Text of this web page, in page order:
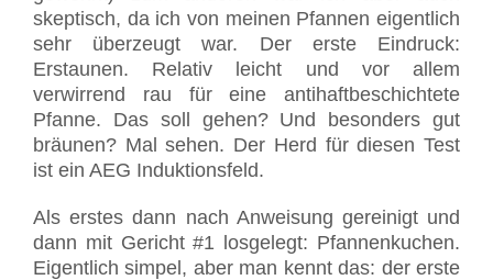
skeptisch, da ich von meinen Pfannen eigentlich
sehr überzeugt war. Der erste Eindruck:
Erstaunen. Relativ leicht und vor allem
verwirrend rau für eine antihaftbeschichtete
Pfanne. Das soll gehen? Und besonders gut
bräunen? Mal sehen. Der Herd für diesen Test
ist ein AEG Induktionsfeld.
Als erstes dann nach Anweisung gereinigt und
dann mit Gericht #1 losgelegt: Pfannenkuchen.
Eigentlich simpel, aber man kennt das: der erste